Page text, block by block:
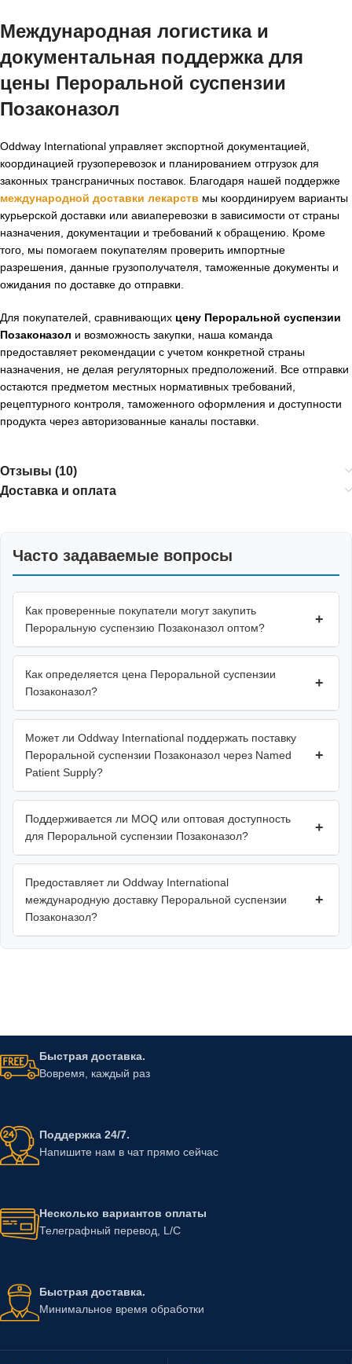
Международная логистика и
документальная поддержка для
цены Пероральной суспензии
Позаконазол
Oddway International управляет экспортной документацией,
координацией грузоперевозок и планированием отгрузок для
законных трансграничных поставок. Благодаря нашей поддержке
международной доставки лекарств мы координируем варианты
курьерской доставки или авиаперевозки в зависимости от страны
назначения, документации и требований к обращению. Кроме
того, мы помогаем покупателям проверить импортные
разрешения, данные грузополучателя, таможенные документы и
ожидания по доставке до отправки.
Для покупателей, сравнивающих цену Пероральной суспензии
Позаконазол и возможность закупки, наша команда
предоставляет рекомендации с учетом конкретной страны
назначения, не делая регуляторных предположений. Все отправки
остаются предметом местных нормативных требований,
рецептурного контроля, таможенного оформления и доступности
продукта через авторизованные каналы поставки.
Отзывы (10)
Доставка и оплата
Часто задаваемые вопросы
Как проверенные покупатели могут закупить
Пероральную суспензию Позаконазол оптом?
+
Как определяется цена Пероральной суспензии
Позаконазол?
+
Может ли Oddway International поддержать поставку
Пероральной суспензии Позаконазол через Named
Patient Supply?
+
Поддерживается ли MOQ или оптовая доступность
для Пероральной суспензии Позаконазол?
+
Предоставляет ли Oddway International
международную доставку Пероральной суспензии
Позаконазол?
+
Быстрая доставка.
Вовремя, каждый раз
Поддержка 24/7.
Напишите нам в чат прямо сейчас
Несколько вариантов оплаты
Телеграфный перевод, L/C
Быстрая доставка.
Минимальное время обработки